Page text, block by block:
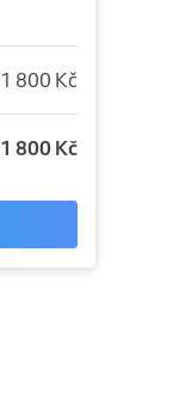
1 800 Kč
1 800 Kč